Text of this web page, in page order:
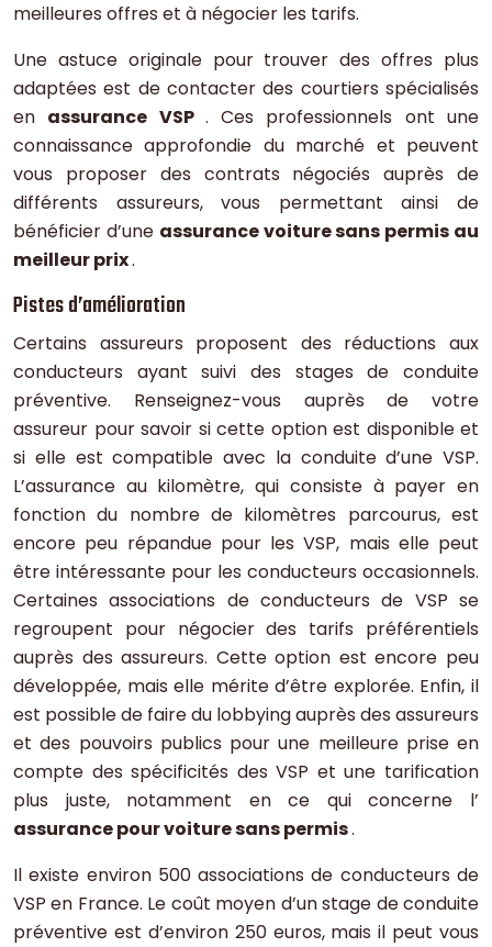
meilleures offres et à négocier les tarifs.
Une astuce originale pour trouver des offres plus
adaptées est de contacter des courtiers spécialisés
en assurance VSP . Ces professionnels ont une
connaissance approfondie du marché et peuvent
vous proposer des contrats négociés auprès de
différents assureurs, vous permettant ainsi de
bénéficier d’une assurance voiture sans permis au
meilleur prix.
Pistes d’amélioration
Certains assureurs proposent des réductions aux
conducteurs ayant suivi des stages de conduite
préventive. Renseignez-vous auprès de votre
assureur pour savoir si cette option est disponible et
si elle est compatible avec la conduite d’une VSP.
L’assurance au kilomètre, qui consiste à payer en
fonction du nombre de kilomètres parcourus, est
encore peu répandue pour les VSP, mais elle peut
être intéressante pour les conducteurs occasionnels.
Certaines associations de conducteurs de VSP se
regroupent pour négocier des tarifs préférentiels
auprès des assureurs. Cette option est encore peu
développée, mais elle mérite d’être explorée. Enfin, il
est possible de faire du lobbying auprès des assureurs
et des pouvoirs publics pour une meilleure prise en
compte des spécificités des VSP et une tarification
plus juste, notamment en ce qui concerne l’
assurance pour voiture sans permis.
Il existe environ 500 associations de conducteurs de
VSP en France. Le coût moyen d’un stage de conduite
préventive est d’environ 250 euros, mais il peut vous